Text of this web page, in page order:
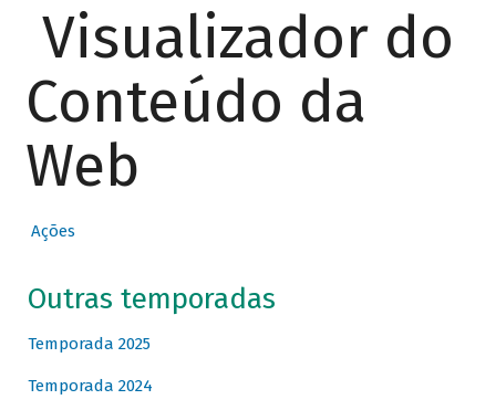
Visualizador do
Conteúdo da
Web
Ações
Outras temporadas
Temporada 2025
Temporada 2024